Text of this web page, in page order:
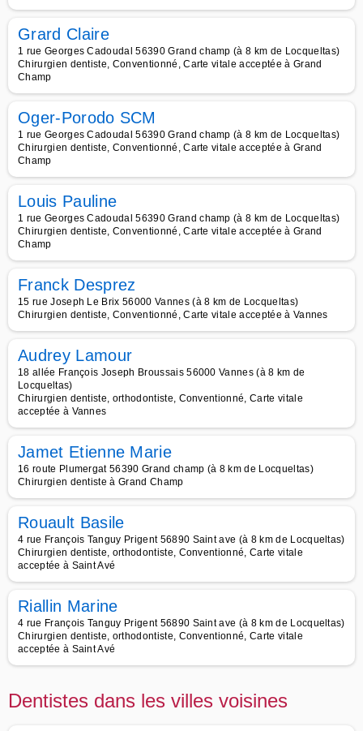
Grard Claire
1 rue Georges Cadoudal 56390 Grand champ (à 8 km de Locqueltas)
Chirurgien dentiste, Conventionné, Carte vitale acceptée à Grand
Champ
Oger-Porodo SCM
1 rue Georges Cadoudal 56390 Grand champ (à 8 km de Locqueltas)
Chirurgien dentiste, Conventionné, Carte vitale acceptée à Grand
Champ
Louis Pauline
1 rue Georges Cadoudal 56390 Grand champ (à 8 km de Locqueltas)
Chirurgien dentiste, Conventionné, Carte vitale acceptée à Grand
Champ
Franck Desprez
15 rue Joseph Le Brix 56000 Vannes (à 8 km de Locqueltas)
Chirurgien dentiste, Conventionné, Carte vitale acceptée à Vannes
Audrey Lamour
18 allée François Joseph Broussais 56000 Vannes (à 8 km de
Locqueltas)
Chirurgien dentiste, orthodontiste, Conventionné, Carte vitale
acceptée à Vannes
Jamet Etienne Marie
16 route Plumergat 56390 Grand champ (à 8 km de Locqueltas)
Chirurgien dentiste à Grand Champ
Rouault Basile
4 rue François Tanguy Prigent 56890 Saint ave (à 8 km de Locqueltas)
Chirurgien dentiste, orthodontiste, Conventionné, Carte vitale
acceptée à Saint Avé
Riallin Marine
4 rue François Tanguy Prigent 56890 Saint ave (à 8 km de Locqueltas)
Chirurgien dentiste, orthodontiste, Conventionné, Carte vitale
acceptée à Saint Avé
Dentistes dans les villes voisines